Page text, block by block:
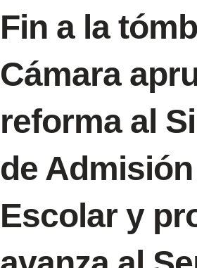
Fin a la
Cámara
reforma al
de Admisión
Escolar y